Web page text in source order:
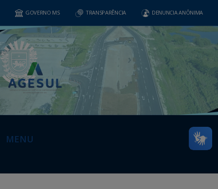
GOVERNO MS TRANSPARÊNCIA DENUNCIA ANÔNIMA
MENU